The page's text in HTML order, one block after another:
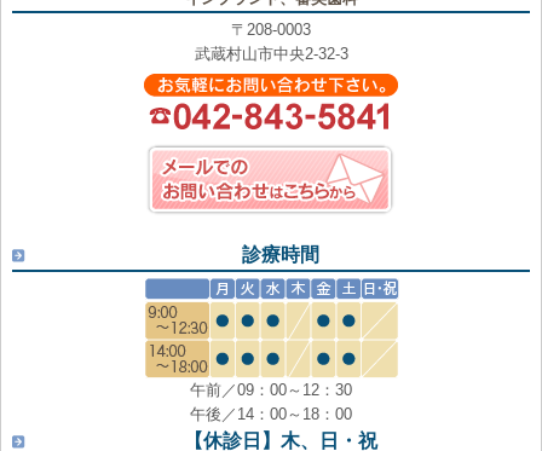
〒208-0003
武蔵村山市中央2-32-3
診療時間
午前／09：00～12：30
午後／14：00～18：00
【休診日】木、日・祝